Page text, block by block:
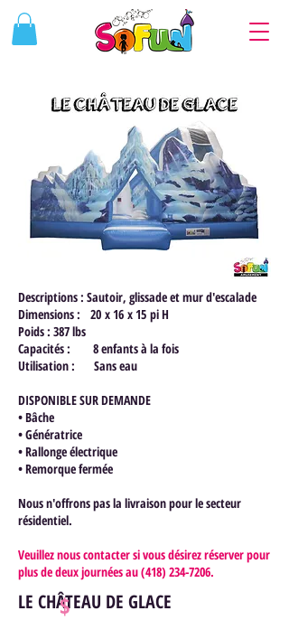
Descriptions : Sautoir, glissade et mur d'escalade
Dimensions : 20 x 16 x 15 pi H
Poids : 387 lbs
Capacités : 8 enfants à la fois
Utilisation : Sans eau
DISPONIBLE SUR DEMANDE
• Bâche
• Génératrice
• Rallonge électrique
• Remorque fermée
Nous n'offrons pas la livraison pour le secteur
résidentiel.
Veuillez nous contacter si vous désirez réserver pour
plus de deux journées au(418) 234-7206.
LE CHÂTEAU DE GLACE
$